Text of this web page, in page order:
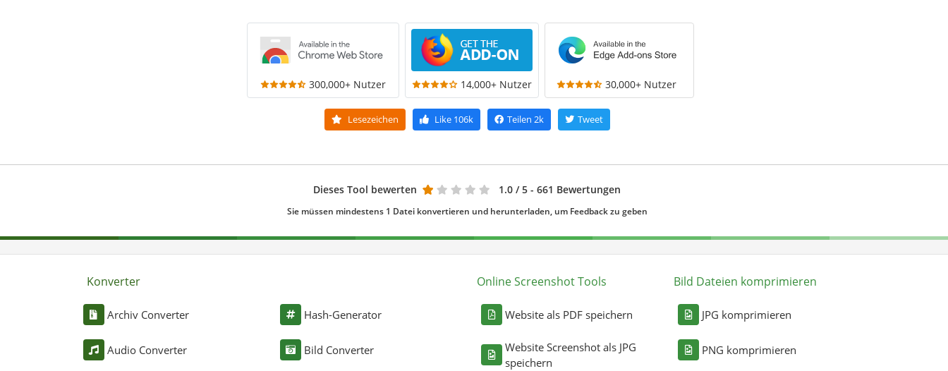
300,000+ Nutzer 14,000+ Nutzer 30,000+ Nutzer
Lesezeichen Like106k Teilen 2k Tweet
Dieses Tool bewerten 1.0 / 5 - 661 Bewertungen
Sie müssen mindestens 1 Datei konvertieren und herunterladen, um Feedback zu geben
Konverter
Archiv Converter
Audio Converter
Hash-Generator
Bild Converter
Online Screenshot Tools
Website als PDF speichern
Website Screenshot als JPG
speichern
Bild Dateien komprimieren
JPG komprimieren
PNG komprimieren